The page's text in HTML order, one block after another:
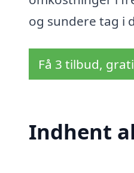
og sundere tag i
Få 3 tilbud,
Indhent